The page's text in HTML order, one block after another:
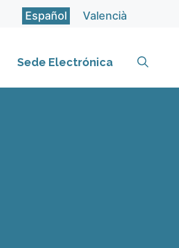
Español Valencià
Sede Electrónica